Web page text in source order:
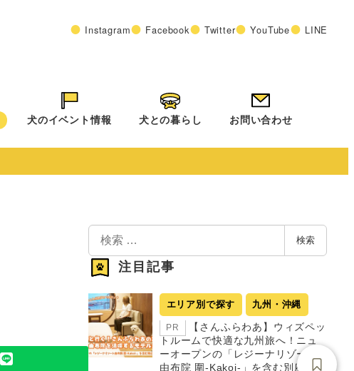
Instagram Facebook Twitter YouTube LINE
犬のイベント情報 犬との暮らし お問い合わせ
検
索
検索
注目記事
エリア別で探す 九州・沖縄
PR
【さんふらわあ】ウィズペッ
トルームで快適な九州旅へ！ニュ
ーオープンの「レジーナリゾート
由布院 圍-Kakoi-」を含む別府・由